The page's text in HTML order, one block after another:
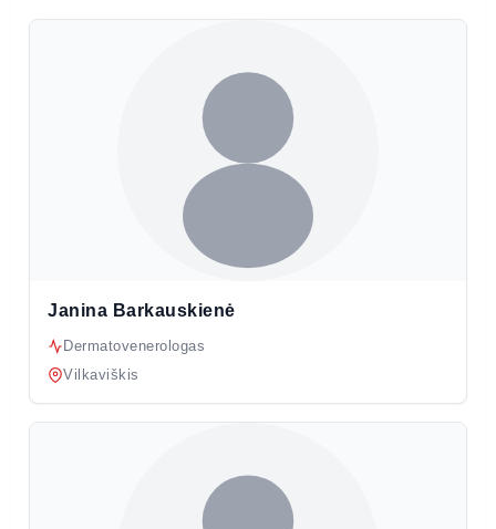
Janina Barkauskienė
Dermatovenerologas
Vilkaviškis